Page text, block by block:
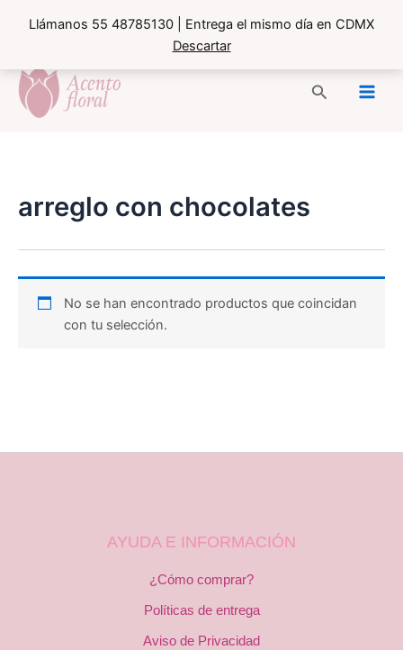
Llámanos 55 48785130 | Entrega el mismo día en CDMX
Descartar
contenido
Buscar
arreglo con chocolates
No se han encontrado productos que coincidan
con tu selección.
AYUDA E INFORMACIÓN
¿Cómo comprar?
Políticas de entrega
Aviso de Privacidad